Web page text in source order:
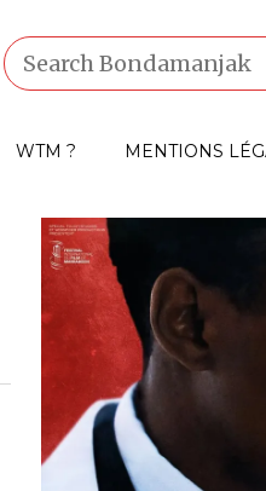
WTM ? MENTIONS